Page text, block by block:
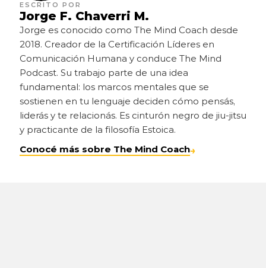
ESCRITO POR
Jorge F. Chaverri M.
Jorge es conocido como The Mind Coach desde
2018. Creador de la Certificación Líderes en
Comunicación Humana y conduce The Mind
Podcast. Su trabajo parte de una idea
fundamental: los marcos mentales que se
sostienen en tu lenguaje deciden cómo pensás,
liderás y te relacionás. Es cinturón negro de jiu-jitsu
y practicante de la filosofía Estoica.
Conocé más sobre The Mind Coach→